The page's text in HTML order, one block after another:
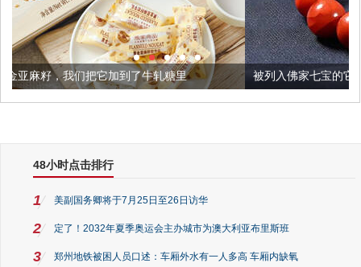
到了牛轧糖里 被列入佛家七宝的它到底有多美？
48小时点击排行
1 美副国务卿将于7月25日至26日访华
2 定了！2032年夏季奥运会主办城市为澳大利亚布里斯班
3 郑州地铁被困人员口述：车厢外水有一人多高 车厢内缺氧